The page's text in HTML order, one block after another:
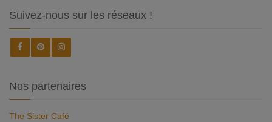
Suivez-nous sur les réseaux !
Nos partenaires
The Sister Café